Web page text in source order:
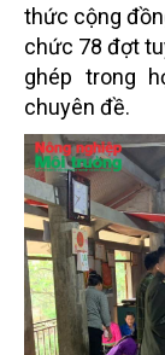
thức cộng
chức 78 đợt
ghép trong
chuyên đề.